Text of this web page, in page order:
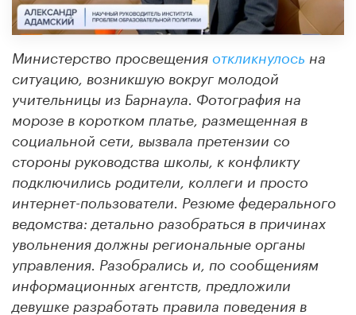
Министерство просвещения откликнулось на
ситуацию, возникшую вокруг молодой
учительницы из Барнаула. Фотография на
морозе в коротком платье, размещенная в
социальной сети, вызвала претензии со
стороны руководства школы, к конфликту
подключились родители, коллеги и просто
интернет-пользователи. Резюме федерального
ведомства: детально разобраться в причинах
увольнения должны региональные органы
управления. Разобрались и, по сообщениям
информационных агентств, предложили
девушке разработать правила поведения в